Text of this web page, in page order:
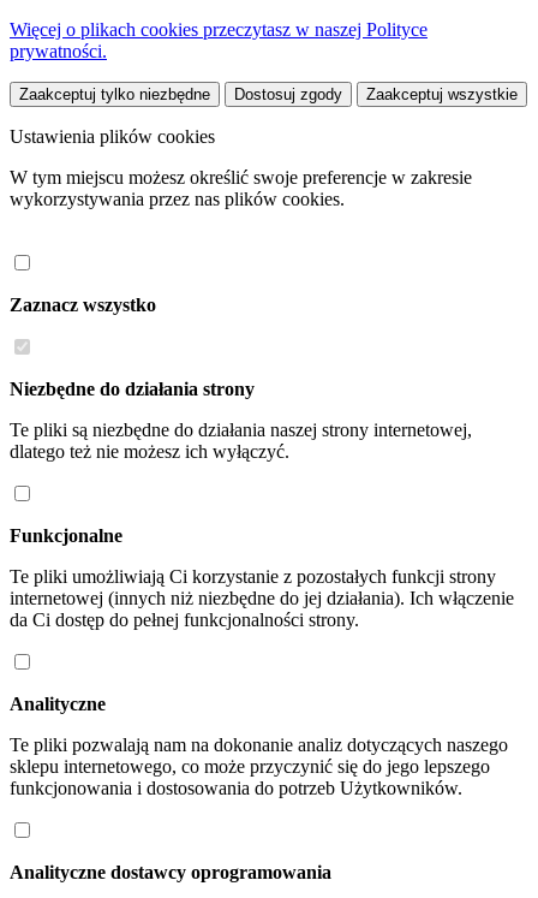
Więcej o plikach cookies przeczytasz w naszej Polityce
prywatności.
Zaakceptuj tylko niezbędne Dostosuj zgody Zaakceptuj wszystkie
Ustawienia plików cookies
W tym miejscu możesz określić swoje preferencje w zakresie
wykorzystywania przez nas plików cookies.
Zaznacz wszystko
Niezbędne do działania strony
Te pliki są niezbędne do działania naszej strony internetowej,
dlatego też nie możesz ich wyłączyć.
Funkcjonalne
Te pliki umożliwiają Ci korzystanie z pozostałych funkcji strony
internetowej (innych niż niezbędne do jej działania). Ich włączenie
da Ci dostęp do pełnej funkcjonalności strony.
Analityczne
Te pliki pozwalają nam na dokonanie analiz dotyczących naszego
sklepu internetowego, co może przyczynić się do jego lepszego
funkcjonowania i dostosowania do potrzeb Użytkowników.
Analityczne dostawcy oprogramowania